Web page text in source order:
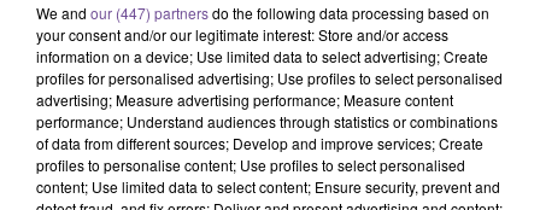
Une société recherche un agent d’accueil (H/F). Vos
missions : accueil physique et téléphonique. Réception,
We and our (447) partnersdo the following data processing based on
your consent and/or our legitimate interest: Store and/or access
information on a device; Use limited data to select advertising; Create
profiles for personalised advertising; Use profiles to select personalised
advertising; Measure advertising performance; Measure content
performance; Understand audiences through statistics or combinations
of data from different sources; Develop and improve services; Create
profiles to personalise content; Use profiles to select personalised
content; Use limited data to select content; Ensure security, prevent and